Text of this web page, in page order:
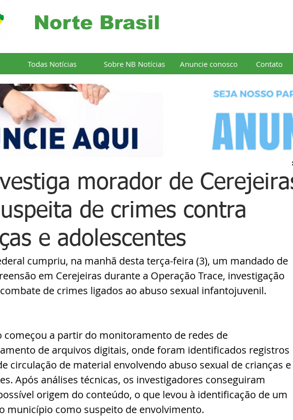
Norte Brasil
Todas Notícias Sobre NB Notícias Anuncie conosco Contato
morador de
de crimes contra
e adolescentes
cumpriu, na manhã desta terça-feira (3), um mandado de
em Cerejeiras durante a Operação Trace, investigação
de crimes ligados ao abuso sexual infantojuvenil.
começou a partir do monitoramento de redes de
de arquivos digitais, onde foram identificados registros
circulação de material envolvendo abuso sexual de crianças e
Após análises técnicas, os investigadores conseguiram
origem do conteúdo, o que levou à identificação de um
município como suspeito de envolvimento.